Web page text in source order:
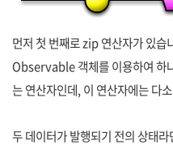
먼저 첫 번째로 zip 연산자가 있
Observable 객체를 이용하여
는 연산자인데, 이 연산자에는 다
두 데이터가 발행되기 전의 상태